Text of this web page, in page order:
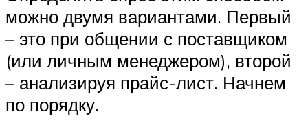
можно двумя вариантами. Первый
– это при общении с поставщиком
(или личным менеджером), второй
– анализируя прайс-лист. Начнем
по порядку.